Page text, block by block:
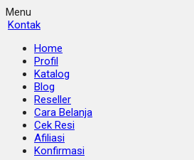
Menu
Kontak
Home
Profil
Katalog
Blog
Reseller
Cara Belanja
Cek Resi
Afiliasi
Konfirmasi